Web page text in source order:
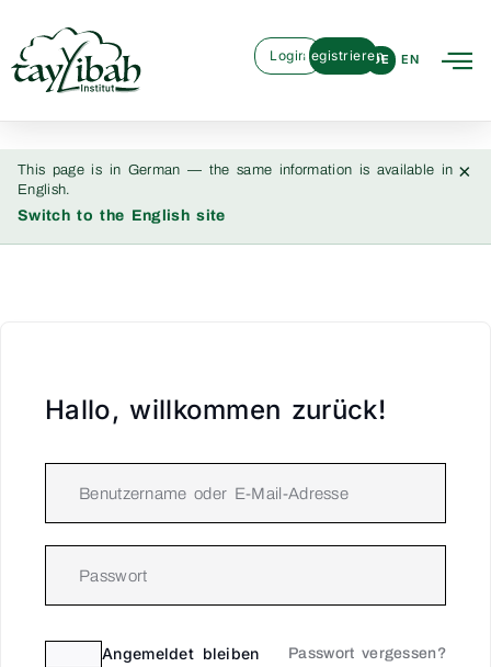
DE EN
LoginRegistrieren
This page is in German — the same information is available in
English.
Switch to the English site
×
Hallo, willkommen zurück!
Angemeldet bleiben Passwort vergessen?